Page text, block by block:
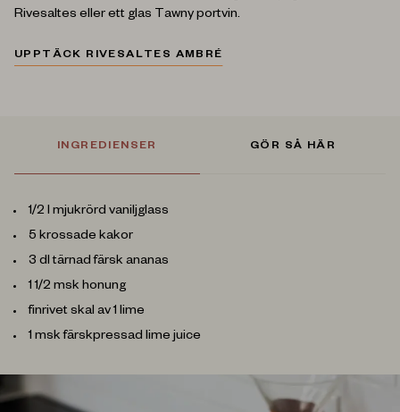
Rivesaltes eller ett glas Tawny portvin.
UPPTÄCK RIVESALTES AMBRÉ
INGREDIENSER GÖR SÅ HÄR
1/2 l mjukrörd vaniljglass
5 krossade kakor
3 dl tärnad färsk ananas
1 1/2 msk honung
finrivet skal av 1 lime
1 msk färskpressad lime juice